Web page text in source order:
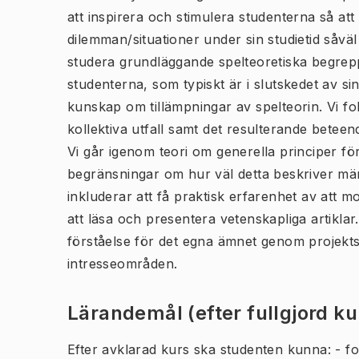
att inspirera och stimulera studenterna så
dilemman/situationer under sin studietid
studera grundläggande spelteoretiska
studenterna, som typiskt är i slutskedet av
kunskap om tillämpningar av spelteorin. Vi
kollektiva utfall samt det resulterande
Vi går igenom teori om generella principer
begränsningar om hur väl detta beskriver
inkluderar att få praktisk erfarenhet av att
att läsa och presentera vetenskapliga
förståelse för det egna ämnet genom
intresseområden.
Lärandemål (efter fullgjord
Efter avklarad kurs ska studenten kunna: -